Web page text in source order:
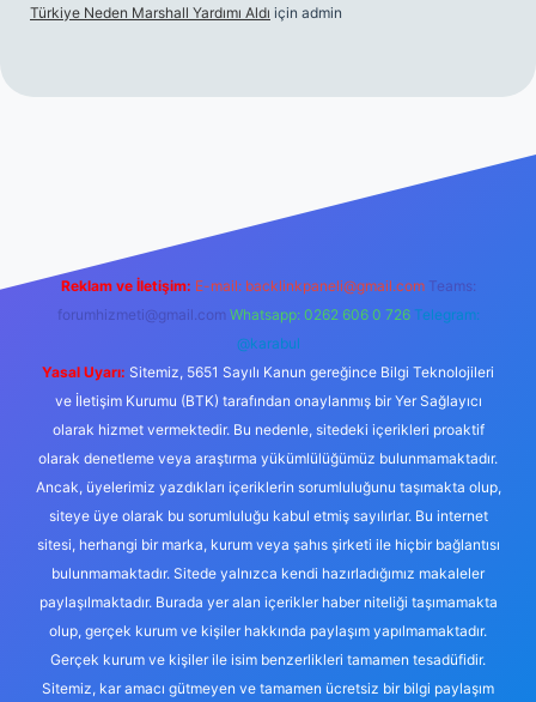
Türkiye Neden Marshall Yardımı Aldı için admin
Reklam ve İletişim: E-mail: backlinkpaneli@gmail.com Teams:
forumhizmeti@gmail.com Whatsapp: 0262 606 0 726 Telegram:
@karabul
Yasal Uyarı: Sitemiz, 5651 Sayılı Kanun gereğince Bilgi Teknolojileri
ve İletişim Kurumu (BTK) tarafından onaylanmış bir Yer Sağlayıcı
olarak hizmet vermektedir. Bu nedenle, sitedeki içerikleri proaktif
olarak denetleme veya araştırma yükümlülüğümüz bulunmamaktadır.
Ancak, üyelerimiz yazdıkları içeriklerin sorumluluğunu taşımakta olup,
siteye üye olarak bu sorumluluğu kabul etmiş sayılırlar. Bu internet
sitesi, herhangi bir marka, kurum veya şahıs şirketi ile hiçbir bağlantısı
bulunmamaktadır. Sitede yalnızca kendi hazırladığımız makaleler
paylaşılmaktadır. Burada yer alan içerikler haber niteliği taşımamakta
olup, gerçek kurum ve kişiler hakkında paylaşım yapılmamaktadır.
Gerçek kurum ve kişiler ile isim benzerlikleri tamamen tesadüfidir.
Sitemiz, kar amacı gütmeyen ve tamamen ücretsiz bir bilgi paylaşım